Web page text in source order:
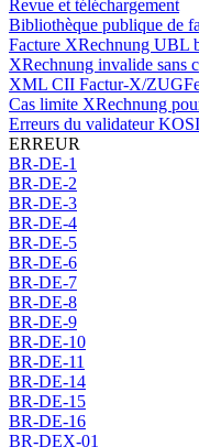
Revue et téléchargement
Bibliothèque publique de
Facture XRechnung UBL
XRechnung invalide sans
XML CII Factur-X/
Cas limite XRechnung
Erreurs du validateur
ERREUR
BR-DE-1
BR-DE-2
BR-DE-3
BR-DE-4
BR-DE-5
BR-DE-6
BR-DE-7
BR-DE-8
BR-DE-9
BR-DE-10
BR-DE-11
BR-DE-14
BR-DE-15
BR-DE-16
BR-DEX-01